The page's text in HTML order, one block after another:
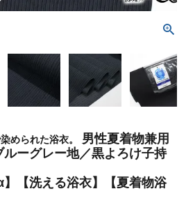
められた浴衣。
男性夏着物兼用
ーグレー地／黒よろけ子持
】【洗える浴衣】【夏着物浴